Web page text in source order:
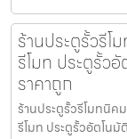
ร้านประตูรั้วรี
รีโมท ประตูรั้ว
ราคาถูก
ร้านประตูรั้วรีโมทนิ
รีโมท ประตูรั้วอัตโนมั